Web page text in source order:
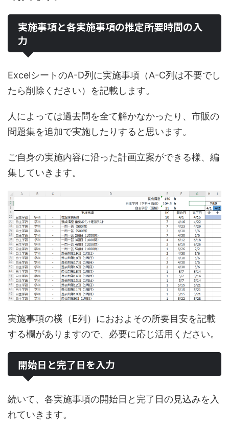
実施事項と各実施事項の推定所要時間の入
力
ExcelシートのA-D列に実施事項（A-C列は不要でし
たら削除ください）を記載します。
人によっては過去問を全て解かなかったり、市販の
問題集を追加で実施したりすると思います。
ご自身の実施内容に沿った計画立案ができる様、編
集していきます。
実施事項の横（E列）におおよその所要目安を記載
する欄がありますので、必要に応じ活用ください。
開始日と完了日を入力
続いて、各実施事項の開始日と完了日の見込みを入
れていきます。